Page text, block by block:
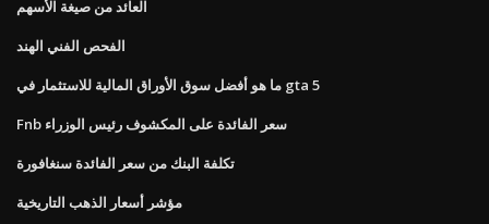
العائد من صيغة الأسهم
الفحص الفني الهند
ما هو أفضل سوق الأوراق المالية للاستثمار في gta 5
Fnb سعر الفائدة على المكشوف رئيس الوزراء
تكلفة البنك من سعر الفائدة سنغافورة
مؤشر أسعار الذهب التاريخية